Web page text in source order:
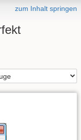
zum Inhalt springen